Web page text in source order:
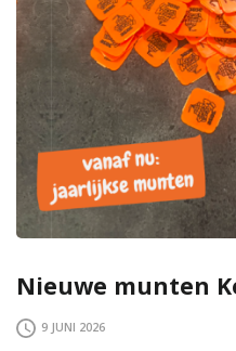
Nieuwe munten
9 JUNI 2026